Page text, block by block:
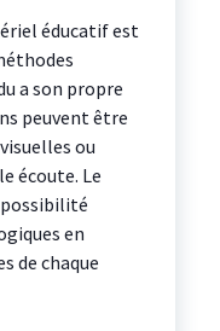
éducatif est
a son propre
peuvent être
ou
écoute. Le
en
de chaque